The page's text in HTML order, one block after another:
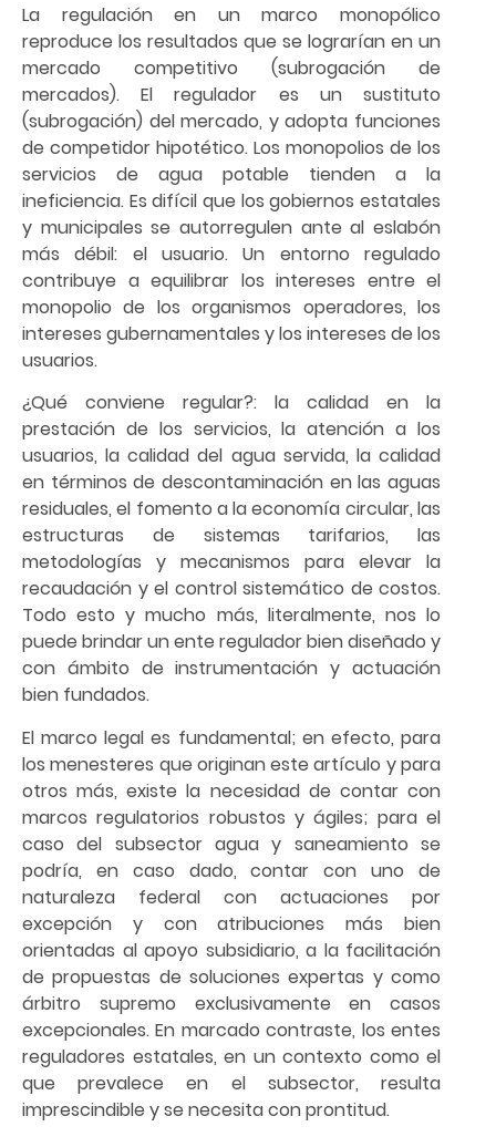
La regulación en un marco monopólico
reproduce los resultados que se lograrían en un
mercado competitivo (subrogación de
mercados). El regulador es un sustituto
(subrogación) del mercado, y adopta funciones
de competidor hipotético. Los monopolios de los
servicios de agua potable tienden a la
ineficiencia. Es difícil que los gobiernos estatales
y municipales se autorregulen ante al eslabón
más débil: el usuario. Un entorno regulado
contribuye a equilibrar los intereses entre el
monopolio de los organismos operadores, los
intereses gubernamentales y los intereses de los
usuarios.
¿Qué conviene regular?: la calidad en la
prestación de los servicios, la atención a los
usuarios, la calidad del agua servida, la calidad
en términos de descontaminación en las aguas
residuales, el fomento a la economía circular, las
estructuras de sistemas tarifarios, las
metodologías y mecanismos para elevar la
recaudación y el control sistemático de costos.
Todo esto y mucho más, literalmente, nos lo
puede brindar un ente regulador bien diseñado y
con ámbito de instrumentación y actuación
bien fundados.
El marco legal es fundamental; en efecto, para
los menesteres que originan este artículo y para
otros más, existe la necesidad de contar con
marcos regulatorios robustos y ágiles; para el
caso del subsector agua y saneamiento se
podría, en caso dado, contar con uno de
naturaleza federal con actuaciones por
excepción y con atribuciones más bien
orientadas al apoyo subsidiario, a la facilitación
de propuestas de soluciones expertas y como
árbitro supremo exclusivamente en casos
excepcionales. En marcado contraste, los entes
reguladores estatales, en un contexto como el
que prevalece en el subsector, resulta
imprescindible y se necesita con prontitud.